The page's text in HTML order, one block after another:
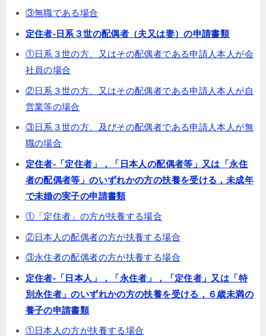
③無職である場合
定住者-日系３世の配偶者（夫又は妻）の申請書類
①日系３世の方、又はその配偶者である申請人本人が会
社員の場合
②日系３世の方、又はその配偶者である申請人本人が自
営業等の場合
③日系３世の方、及びその配偶者である申請人本人が無
職の場合
定住者-「定住者」，「日本人の配偶者等」又は「永住
者の配偶者等」のいずれかの方の扶養を受ける，未成年
で未婚の実子の申請書類
①「定住者」の方が扶養する場合
②日本人の配偶者の方が扶養する場合
③永住者の配偶者の方が扶養する場合
定住者-「日本人」，「永住者」，「定住者」又は「特
別永住者」のいずれかの方の扶養を受ける，６歳未満の
養子の申請書類
①日本人の方が扶養する場合